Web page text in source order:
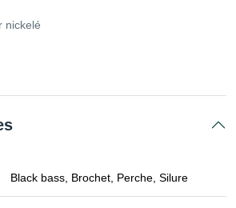
nickelé
Black bass, Brochet, Perche, Silure